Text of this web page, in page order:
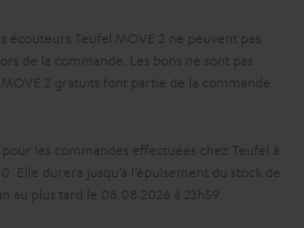
écouteurs Teufel MOVE 2 ne peuvent pas
de la commande. Les bons ne sont pas
2 gratuits font partie de la commande.
les commandes effectuées chez Teufel à
Elle durera jusqu’à l’épuisement du stock de
au plus tard le 08.08.2026 à 23h59.